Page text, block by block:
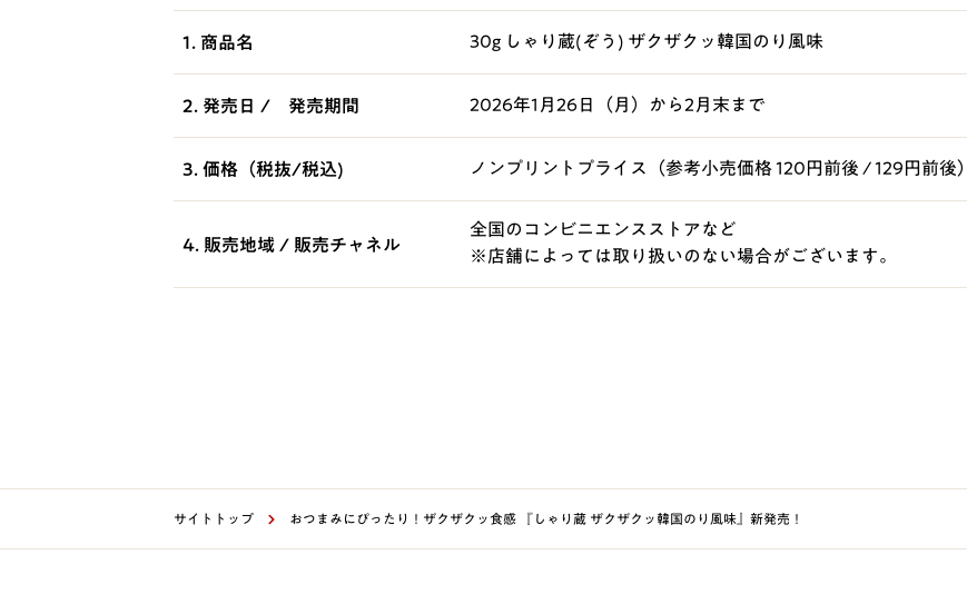
1. 商品名 30g しゃり蔵(ぞう) ザクザクッ韓国のり風味
2. 発売日 / 発売期間 2026年1月26日（月）から2月末まで
3. 価格（税抜/税込) ノンプリントプライス（参考小売価格 120円前後 / 129円前後）
4. 販売地域 / 販売チャネル
全国のコンビニエンスストアなど
※店舗によっては取り扱いのない場合がございます。
サイトトップ おつまみにぴったり！ザクザクッ食感 『しゃり蔵 ザクザクッ韓国のり風味』新発売！